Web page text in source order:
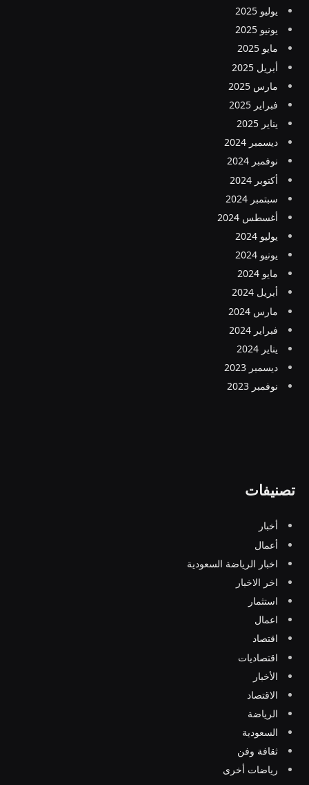
يوليو 2025
يونيو 2025
مايو 2025
أبريل 2025
مارس 2025
فبراير 2025
يناير 2025
ديسمبر 2024
نوفمبر 2024
أكتوبر 2024
سبتمبر 2024
أغسطس 2024
يوليو 2024
يونيو 2024
مايو 2024
أبريل 2024
مارس 2024
فبراير 2024
يناير 2024
ديسمبر 2023
نوفمبر 2023
تصنيفات
أخبار
أعمال
اخبار الرياضة السعودية
اخر الاخبار
استثمار
اعمال
اقتصاد
اقتصاديات
الأخبار
الاقتصاد
الرياضة
السعودية
ثقافة وفن
رياضات أخرى